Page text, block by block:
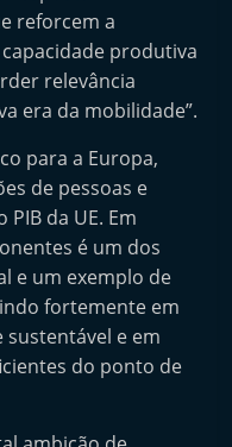
reforcem a
produtiva
relevância
era da mobilidade”.
para a Europa,
de pessoas e
da UE. Em
é um dos
e um exemplo de
fortemente em
e em
do ponto de